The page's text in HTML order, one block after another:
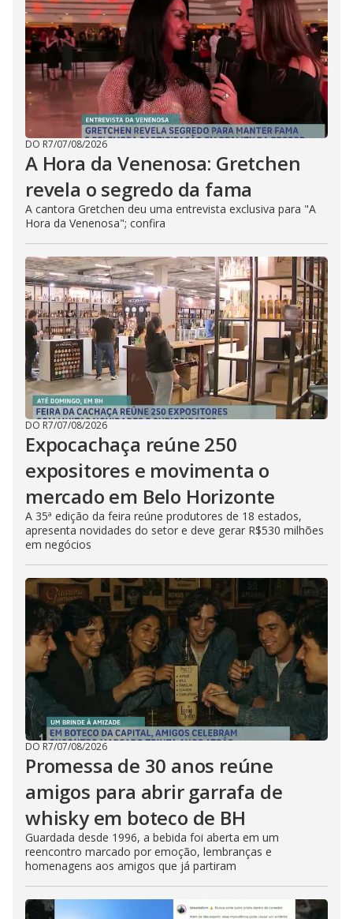
DO R7/07/08/2026
A Hora da Venenosa: Gretchen
revela o segredo da fama
A cantora Gretchen deu uma entrevista exclusiva para "A
Hora da Venenosa"; confira
DO R7/07/08/2026
Expocachaça reúne 250
expositores e movimenta o
mercado em Belo Horizonte
A 35ª edição da feira reúne produtores de 18 estados,
apresenta novidades do setor e deve gerar R$530 milhões
em negócios
DO R7/07/08/2026
Promessa de 30 anos reúne
amigos para abrir garrafa de
whisky em boteco de BH
Guardada desde 1996, a bebida foi aberta em um
reencontro marcado por emoção, lembranças e
homenagens aos amigos que já partiram